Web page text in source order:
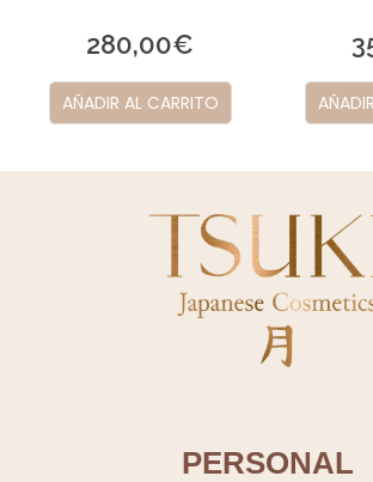
35,00€
AÑADIR AL CARRITO
PERSONAL